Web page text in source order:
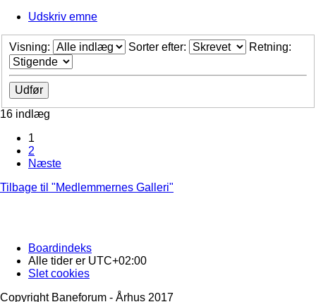
Udskriv emne
Visning: Sorter efter: Retning:
16 indlæg
1
2
Næste
Tilbage til "Medlemmernes Galleri"
Boardindeks
Alle tider er UTC+02:00
Slet cookies
Copyright Baneforum - Århus 2017